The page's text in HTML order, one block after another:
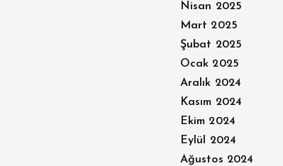
Nisan 2025
Mart 2025
Şubat 2025
Ocak 2025
Aralık 2024
Kasım 2024
Ekim 2024
Eylül 2024
Ağustos 2024